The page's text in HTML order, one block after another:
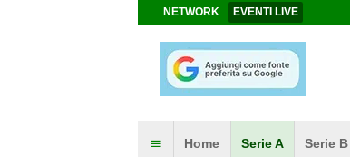
NETWORK EVENTI LIVE
Home Serie A Serie B